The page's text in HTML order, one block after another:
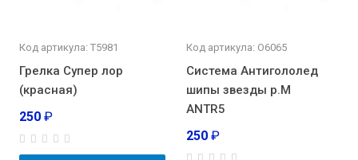
Код артикула: Т5981
Грелка Супер лор
(красная)
250 ₽
Код артикула: О6065
Система Антигололед
шипы звезды р.М
ANTR5
250 ₽